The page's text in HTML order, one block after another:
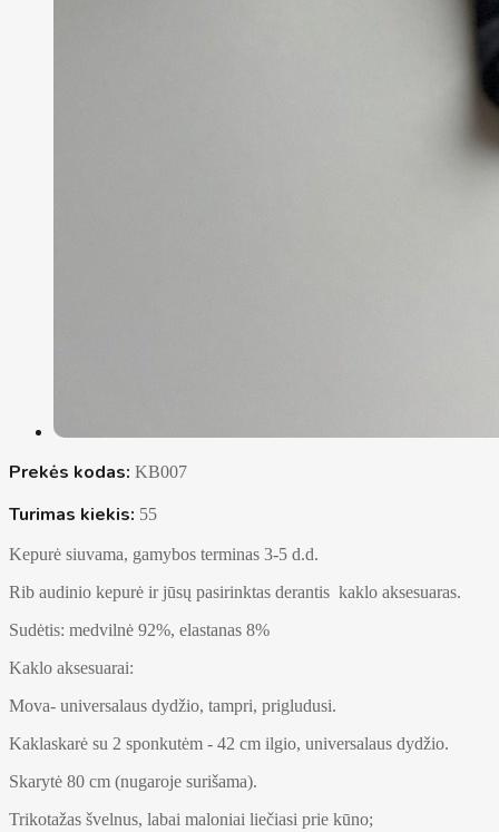
Prekės kodas: KB007
Turimas kiekis: 55
Kepurė siuvama, gamybos terminas 3-5 d.d.
Rib audinio kepurė ir jūsų pasirinktas derantis kaklo aksesuaras.
Sudėtis: medvilnė 92%, elastanas 8%
Kaklo aksesuarai:
Mova- universalaus dydžio, tampri, prigludusi.
Kaklaskarė su 2 sponkutėm - 42 cm ilgio, universalaus dydžio.
Skarytė 80 cm (nugaroje surišama).
Trikotažas švelnus, labai maloniai liečiasi prie kūno;